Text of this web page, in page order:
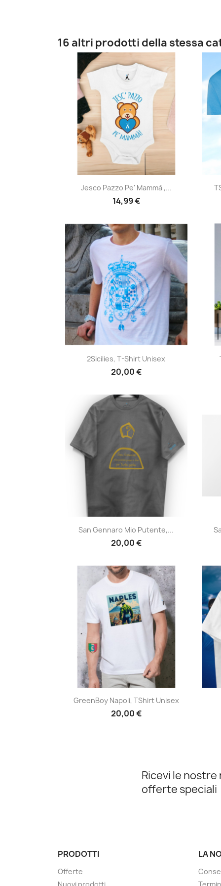
16 altri prodotti della stessa
Anteprima
Jesco Pazzo Pe' Mammà ,...
14,99 €
Anteprima
2Sicilies, T-Shirt Unisex
20,00 €
Anteprima
San Gennaro Mio Putente,...
20,00 €
Anteprima
GreenBoy Napoli, TShirt Unisex
20,00 €
Ricevi le nostre
offerte speciali
PRODOTTI
Offerte
Nuovi prodotti
LA